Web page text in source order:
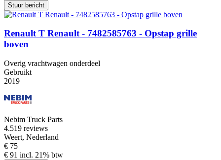
Stuur bericht
Renault T Renault - 7482585763 - Opstap grille
boven
Overig vrachtwagen onderdeel
Gebruikt
2019
Nebim Truck Parts
4.519 reviews
Weert, Nederland
€ 75
€ 91 incl. 21% btw